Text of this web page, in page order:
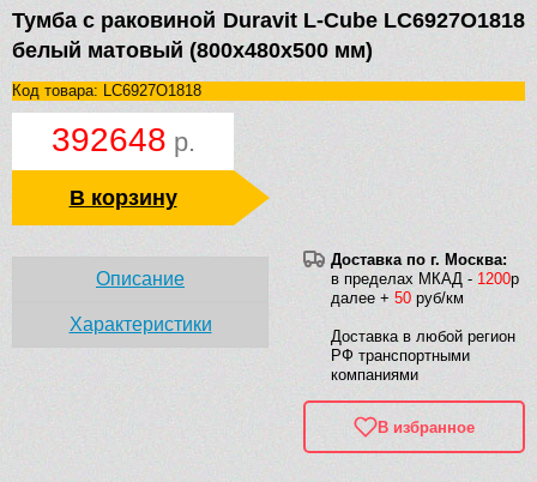
Тумба с раковиной Duravit L-Cube LC6927O1818
белый матовый (800х480х500 мм)
Код товара: LC6927O1818
392648 р.
В корзину
Доставка по г. Москва:
в пределах МКАД - 1200р
далее + 50 руб/км
Доставка в любой регион
РФ транспортными
компаниями
В избранное
Описание
Характеристики